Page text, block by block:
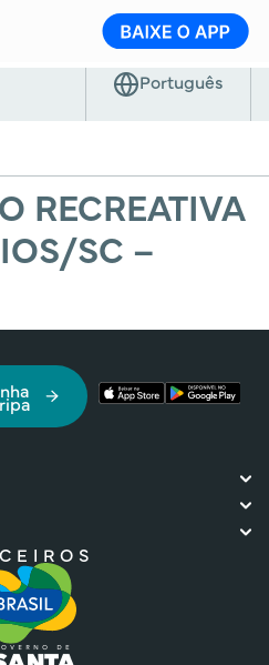
RECREATIVA
SC –